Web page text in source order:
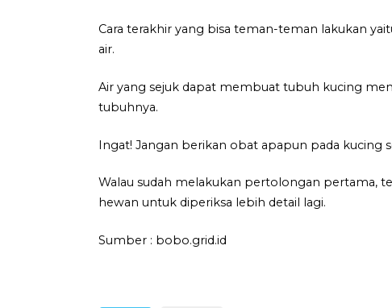
Cara terakhir yang bisa teman-teman lakukan
air.
Air yang sejuk dapat membuat tubuh kucing
tubuhnya.
Ingat! Jangan berikan obat apapun pada
Walau sudah melakukan pertolongan pertama,
hewan untuk diperiksa lebih detail lagi.
Sumber : bobo.grid.id